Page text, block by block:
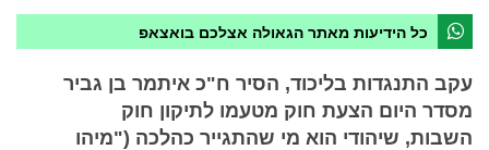
כל הידיעות מאתר הגאולה אצלכם בואצאפ
עקב התנגדות בליכוד, הסיר ח"כ איתמר בן גביר
מסדר היום הצעת חוק מטעמו לתיקון חוק
השבות, שיהודי הוא מי שהתגייר כהלכה ("מיהו